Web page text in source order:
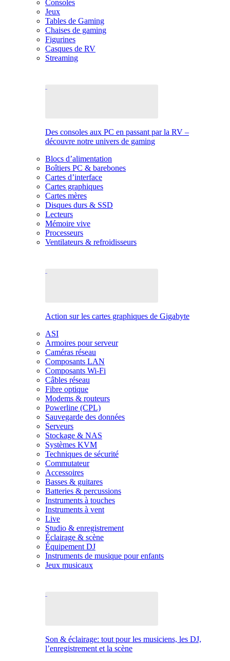
Consoles
Jeux
Tables de Gaming
Chaises de gaming
Figurines
Casques de RV
Streaming
Des consoles aux PC en passant par la RV –
découvre notre univers de gaming
Blocs d’alimentation
Boîtiers PC & barebones
Cartes d’interface
Cartes graphiques
Cartes mères
Disques durs & SSD
Lecteurs
Mémoire vive
Processeurs
Ventilateurs & refroidisseurs
Action sur les cartes graphiques de Gigabyte
ASI
Armoires pour serveur
Caméras réseau
Composants LAN
Composants Wi-Fi
Câbles réseau
Fibre optique
Modems & routeurs
Powerline (CPL)
Sauvegarde des données
Serveurs
Stockage & NAS
Systèmes KVM
Techniques de sécurité
Commutateur
Accessoires
Basses & guitares
Batteries & percussions
Instruments à touches
Instruments à vent
Live
Studio & enregistrement
Éclairage & scène
Équipement DJ
Instruments de musique pour enfants
Jeux musicaux
Son & éclairage: tout pour les musiciens, les DJ,
l’enregistrement et la scène